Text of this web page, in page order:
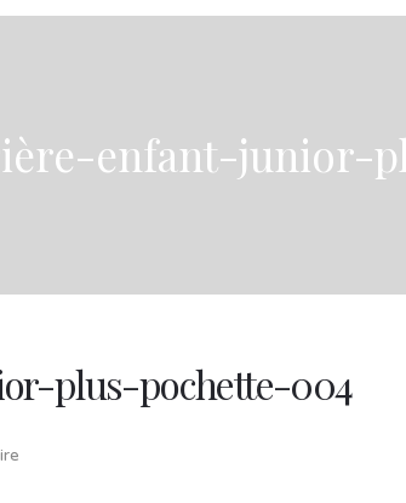
enfant-junior-
plus-pochette-004